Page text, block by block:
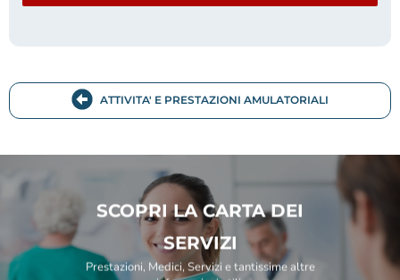
ATTIVITA' E PRESTAZIONI AMULATORIALI
SCOPRI LA CARTA DEI
SERVIZI
Prestazioni, Medici, Servizi e tantissime altre